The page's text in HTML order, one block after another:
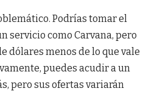
Podrías tomar el
servicio como Carvana, pero
dólares menos de lo que vale
puedes acudir a un
pero sus ofertas variarán